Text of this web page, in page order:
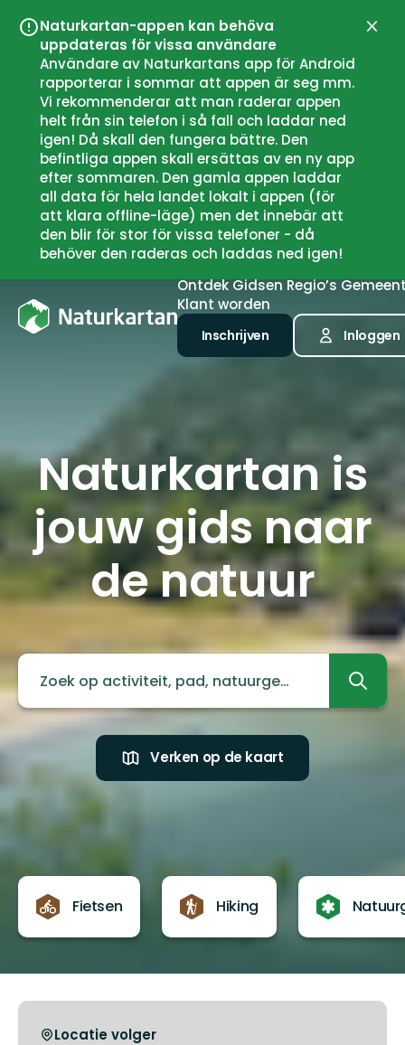
Naturkartan-appen kan behöva
uppdateras för vissa användare
Användare av Naturkartans app för Android
rapporterar i sommar att appen är seg mm.
Vi rekommenderar att man raderar appen
helt från sin telefon i så fall och laddar ned
igen! Då skall den fungera bättre. Den
befintliga appen skall ersättas av en ny app
efter sommaren. Den gamla appen laddar
all data för hela landet lokalt i appen (för
att klara offline-läge) men det innebär att
den blir för stor för vissa telefoner - då
behöver den raderas och laddas ned igen!
OntdekGidsenRegio’s
Klant worden
Inschrijven Inloggen
Naturkartan is
jouw gids naar
de natuur
Verken op de kaart
Fietsen Hiking
Locatie volger